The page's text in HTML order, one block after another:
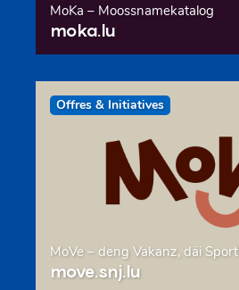
MoKa – Moossnamekatalog
moka.lu
Offres & Initiatives
MoVe – deng Vakanz, däi Sport
move.snj.lu